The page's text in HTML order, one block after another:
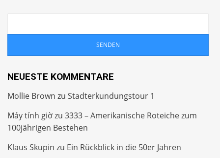
NEUESTE KOMMENTARE
Mollie Brown zu Stadterkundungstour 1
Máy tính giờzu 3333 – Amerikanische Roteiche zum
100jährigen Bestehen
Klaus Skupin zu Ein Rückblick in die 50er Jahren